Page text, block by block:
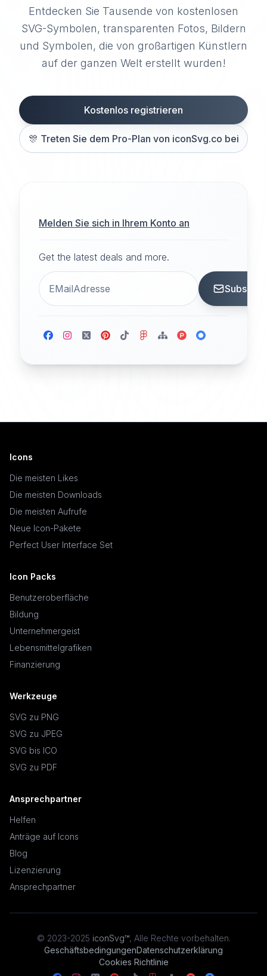
Entdecken Sie Tausende von kostenlosen
SVG-Symbolen, transparenten Fotos, Bildern
und Symbolen, die von großartigen Künstlern
auf der ganzen Welt erstellt wurden!
Kostenlos registrieren
🎊 Treten Sie dem Pro-Plan von iconSvg.co bei
Melden Sie sich in Ihrem Konto an
Get the latest deals and more.
Icons
Die meisten Likes
Die meisten Downloads
Die meisten Aufrufe
Neue Icon-Pakete
Perfect User Interface Set
Icon Packs
Benutzeroberfläche
Bildung
Unternehmergeist
Lebensmittelgrafiken
Finanzierung
Werkzeuge
SVG zu PNG
SVG zu JPEG
SVG bis ICO
SVG zu PDF
Ansprechpartner
Helfen
Anträge auf Icons
Blog
Lizenzierung
Ansprechpartner
© 2023-2025 iconSvg™, Alle Rechte vorbehalten.
GeschäftsbedingungenDatenschutzerklärung
Cookies Richtlinie